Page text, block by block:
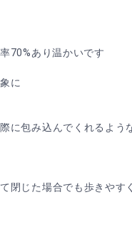
70%あり温かいです
に
に包み込んでくれるよう
閉じた場合でも歩きやす